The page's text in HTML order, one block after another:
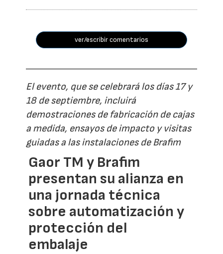
ver/escribir comentarios
El evento, que se celebrará los días 17 y
18 de septiembre, incluirá
demostraciones de fabricación de cajas
a medida, ensayos de impacto y visitas
guiadas a las instalaciones de Brafim
Gaor TM y Brafim
presentan su alianza en
una jornada técnica
sobre automatización y
protección del
embalaje